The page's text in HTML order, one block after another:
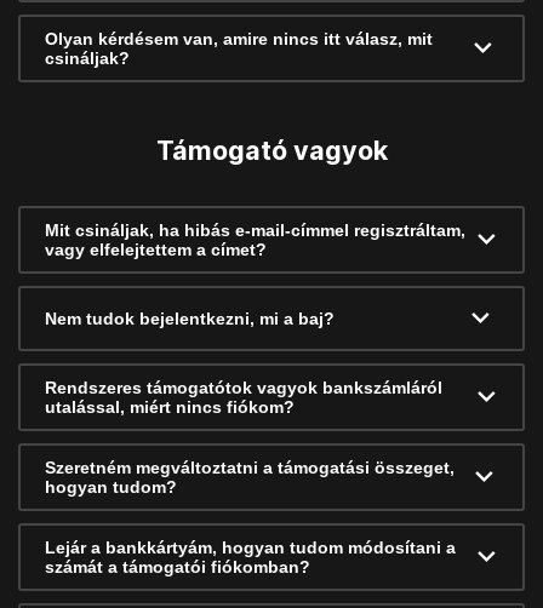
Olyan kérdésem van, amire nincs itt válasz, mit
csináljak?
Támogató vagyok
Mit csináljak, ha hibás e-mail-címmel regisztráltam,
vagy elfelejtettem a címet?
Nem tudok bejelentkezni, mi a baj?
Rendszeres támogatótok vagyok bankszámláról
utalással, miért nincs fiókom?
Szeretném megváltoztatni a támogatási összeget,
hogyan tudom?
Lejár a bankkártyám, hogyan tudom módosítani a
számát a támogatói fiókomban?